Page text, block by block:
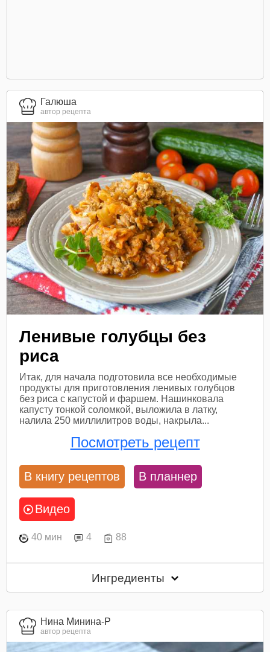
Галюша
автор рецепта
Ленивые голубцы без
риса
Итак, для начала подготовила все необходимые
продукты для приготовления ленивых голубцов
без риса с капустой и фаршем. Нашинковала
капусту тонкой соломкой, выложила в латку,
налила 250 миллилитров воды, накрыла...
Посмотреть рецепт
В книгу рецептов В планнер
Видео
40 мин 4 88
Ингредиенты
Нина Минина-Р
автор рецепта